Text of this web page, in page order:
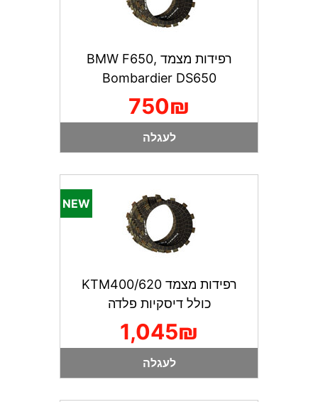
רפידות מצמד BMW F650,
Bombardier DS650
750₪
לעגלה
רפידות מצמד KTM400/620
כולל דיסקיות פלדה
1,045₪
לעגלה